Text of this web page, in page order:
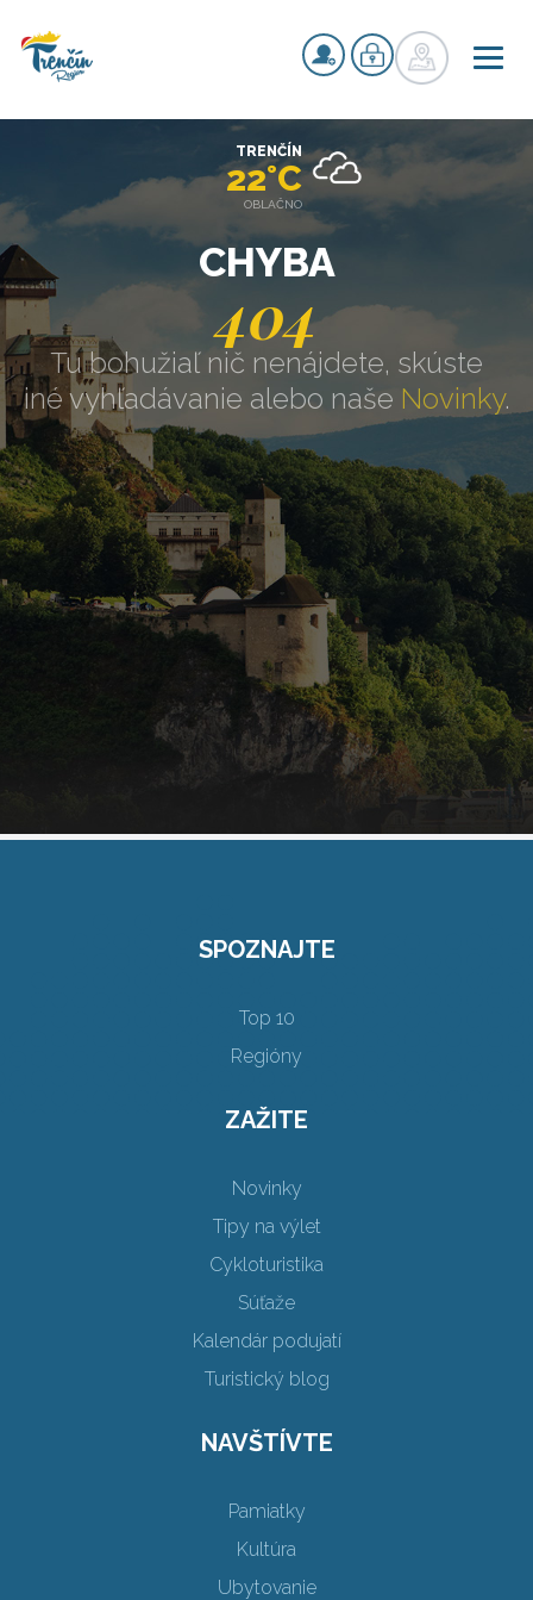
CHYBA
404
Tu bohužiaľ nič nenájdete, skúste
iné vyhľadávanie alebo naše Novinky.
TRENČÍN
22°C
OBLAČNO
SPOZNAJTE
Top 10
Regióny
ZAŽITE
Novinky
Tipy na výlet
Cykloturistika
Súťaže
Kalendár podujatí
Turistický blog
NAVŠTÍVTE
Pamiatky
Kultúra
Ubytovanie